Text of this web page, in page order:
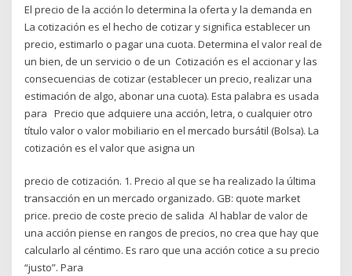
El precio de la acción lo determina la oferta y la demanda en
La cotización es el hecho de cotizar y significa establecer un
precio, estimarlo o pagar una cuota. Determina el valor real de
un bien, de un servicio o de un Cotización es el accionar y las
consecuencias de cotizar (establecer un precio, realizar una
estimación de algo, abonar una cuota). Esta palabra es usada
para Precio que adquiere una acción, letra, o cualquier otro
título valor o valor mobiliario en el mercado bursátil (Bolsa). La
cotización es el valor que asigna un
precio de cotización. 1. Precio al que se ha realizado la última
transacción en un mercado organizado. GB: quote market
price. precio de coste precio de salida Al hablar de valor de
una acción piense en rangos de precios, no crea que hay que
calcularlo al céntimo. Es raro que una acción cotice a su precio
“justo”. Para